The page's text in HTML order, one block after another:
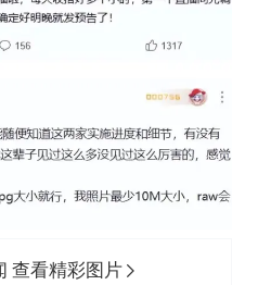
查看精彩图片